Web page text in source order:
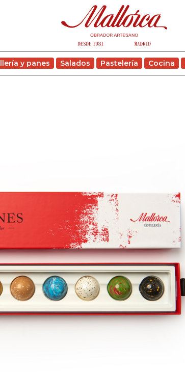
y panes Salados Pastelería Cocina